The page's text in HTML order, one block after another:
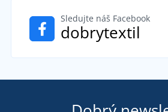
Sledujte náš Facebook
dobrytextil